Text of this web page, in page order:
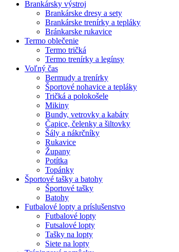
Brankársky výstroj
Brankárske dresy a sety
Brankárske trenírky a tepláky
Bránkarske rukavice
Termo oblečenie
Termo tričká
Termo trenírky a legínsy
Voľný čas
Bermudy a trenírky
Športové nohavice a tepláky
Tričká a polokošele
Mikiny
Bundy, vetrovky a kabáty
Čapice, čelenky a šiltovky
Šály a nákrčníky
Rukavice
Župany
Potítka
Topánky
Športové tašky a batohy
Športové tašky
Batohy
Futbalové lopty a príslušenstvo
Futbalové lopty
Futsalové lopty
Tašky na lopty
Siete na lopty